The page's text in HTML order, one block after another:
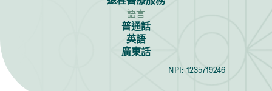
語言
普通話
英語
廣東話
NPI: 1235719246